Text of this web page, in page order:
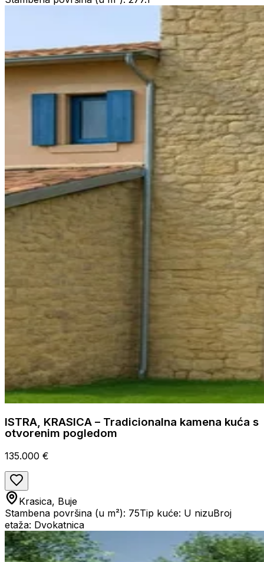
ISTRA, KRASICA – Tradicionalna kamena kuća s
otvorenim pogledom
135.000 €
Krasica, Buje
Stambena površina (u m²): 75Tip kuće: U nizuBroj
etaža: Dvokatnica